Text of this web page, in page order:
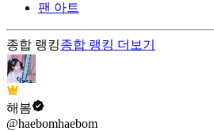
팬 아트
종합 랭킹종합 랭킹 더보기
해봄
@haebomhaebom